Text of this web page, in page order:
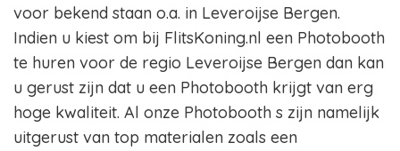
voor bekend staan o.a. in Leveroijse Bergen.
Indien u kiest om bij FlitsKoning.nl een Photobooth
te huren voor de regio Leveroijse Bergen dan kan
u gerust zijn dat u een Photobooth krijgt van erg
hoge kwaliteit. Al onze Photobooth s zijn namelijk
uitgerust van top materialen zoals een